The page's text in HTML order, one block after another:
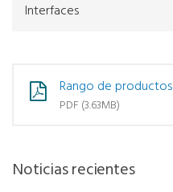
Interfaces
Rango de productos
PDF (3.63MB)
Noticias recientes